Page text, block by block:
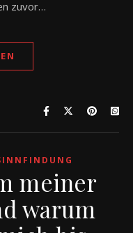
zuvor…
meiner
warum